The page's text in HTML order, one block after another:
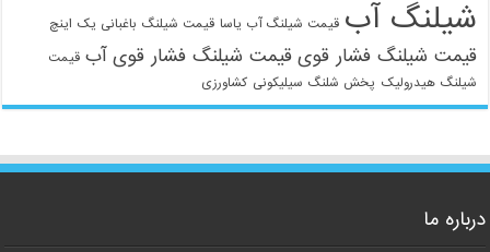
شیلنگ آب قیمت شیلنگ آب یاسا قیمت شیلنگ باغبانی یک اینچ
قیمت شیلنگ فشار قوی قیمت شیلنگ فشار قوی آب قیمت
شیلنگ هیدرولیک پخش شلنگ سیلیکونی کشاورزی
درباره ما
021-33112528